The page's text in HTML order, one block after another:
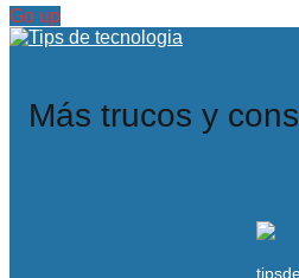
Go up
Más trucos y